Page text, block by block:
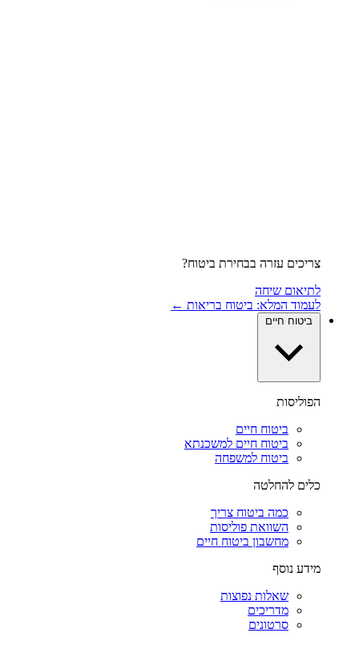
צריכים עזרה בבחירת ביטוח?
לתיאום שיחה
לעמוד המלא: ביטוח בריאות ←
ביטוח חיים
הפוליסות
ביטוח חיים
ביטוח חיים למשכנתא
ביטוח למשפחה
כלים להחלטה
כמה ביטוח צריך
השוואת פוליסות
מחשבון ביטוח חיים
מידע נוסף
שאלות נפוצות
מדריכים
סרטונים